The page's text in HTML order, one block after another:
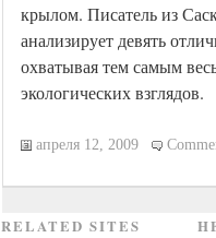
крылом. Писатель из
анализирует девять
охватывая тем самым
экологических взглядов.
апреля 12, 2009
RELATED SITES